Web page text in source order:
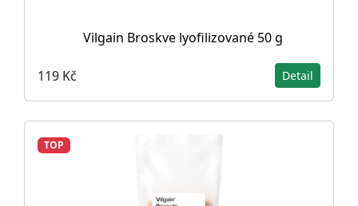
Vilgain Broskve lyofilizované 50 g
119 Kč Detail
TOP